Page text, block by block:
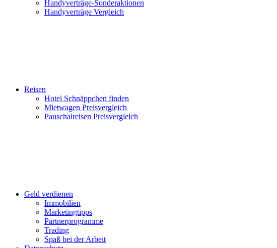
Handyverträge-Sonderaktionen
Handyverträge Vergleich
Reisen
Hotel Schnäppchen finden
Mietwagen Preisvergleich
Pauschalreisen Preisvergleich
Geld verdienen
Immobilien
Marketingtipps
Partnerprogramme
Trading
Spaß bei der Arbeit